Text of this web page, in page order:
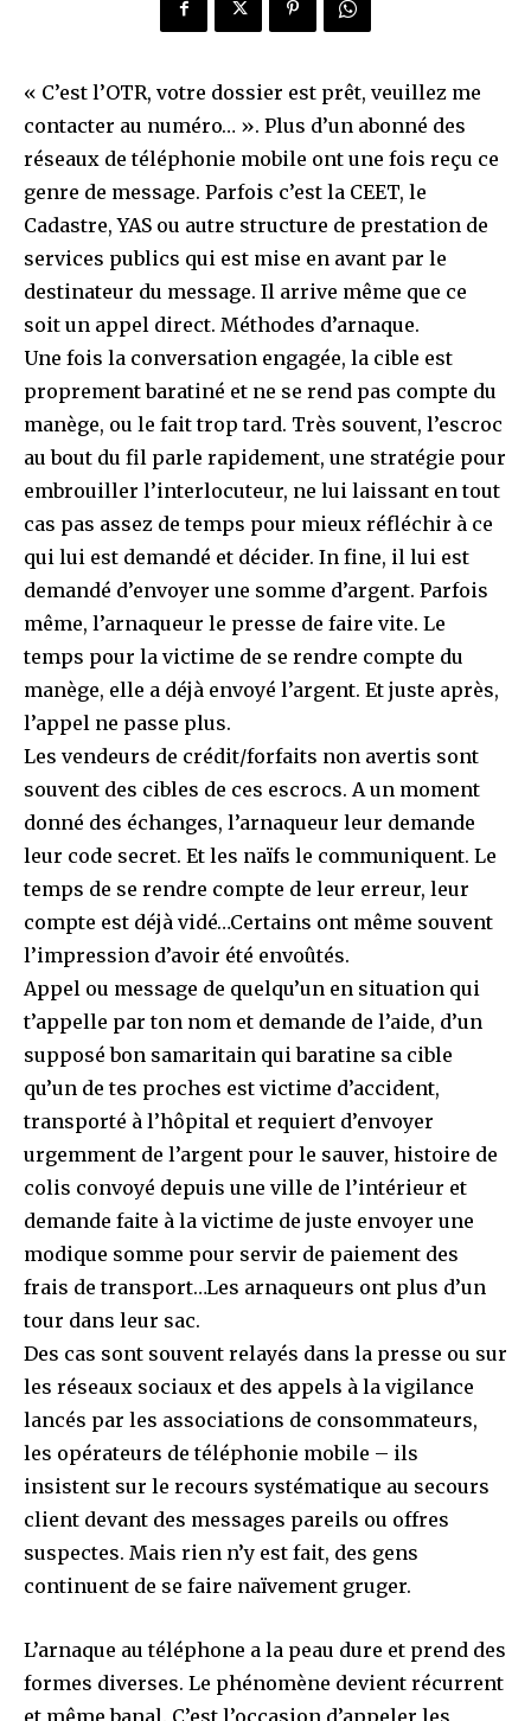
« C’est l’OTR, votre dossier est prêt, veuillez me
contacter au numéro… ». Plus d’un abonné des
réseaux de téléphonie mobile ont une fois reçu ce
genre de message. Parfois c’est la CEET, le
Cadastre, YAS ou autre structure de prestation de
services publics qui est mise en avant par le
destinateur du message. Il arrive même que ce
soit un appel direct. Méthodes d’arnaque.
Une fois la conversation engagée, la cible est
proprement baratiné et ne se rend pas compte du
manège, ou le fait trop tard. Très souvent, l’escroc
au bout du fil parle rapidement, une stratégie pour
embrouiller l’interlocuteur, ne lui laissant en tout
cas pas assez de temps pour mieux réfléchir à ce
qui lui est demandé et décider. In fine, il lui est
demandé d’envoyer une somme d’argent. Parfois
même, l’arnaqueur le presse de faire vite. Le
temps pour la victime de se rendre compte du
manège, elle a déjà envoyé l’argent. Et juste après,
l’appel ne passe plus.
Les vendeurs de crédit/forfaits non avertis sont
souvent des cibles de ces escrocs. A un moment
donné des échanges, l’arnaqueur leur demande
leur code secret. Et les naïfs le communiquent. Le
temps de se rendre compte de leur erreur, leur
compte est déjà vidé…Certains ont même souvent
l’impression d’avoir été envoûtés.
Appel ou message de quelqu’un en situation qui
t’appelle par ton nom et demande de l’aide, d’un
supposé bon samaritain qui baratine sa cible
qu’un de tes proches est victime d’accident,
transporté à l’hôpital et requiert d’envoyer
urgemment de l’argent pour le sauver, histoire de
colis convoyé depuis une ville de l’intérieur et
demande faite à la victime de juste envoyer une
modique somme pour servir de paiement des
frais de transport…Les arnaqueurs ont plus d’un
tour dans leur sac.
Des cas sont souvent relayés dans la presse ou sur
les réseaux sociaux et des appels à la vigilance
lancés par les associations de consommateurs,
les opérateurs de téléphonie mobile – ils
insistent sur le recours systématique au secours
client devant des messages pareils ou offres
suspectes. Mais rien n’y est fait, des gens
continuent de se faire naïvement gruger.
L’arnaque au téléphone a la peau dure et prend des
formes diverses. Le phénomène devient récurrent